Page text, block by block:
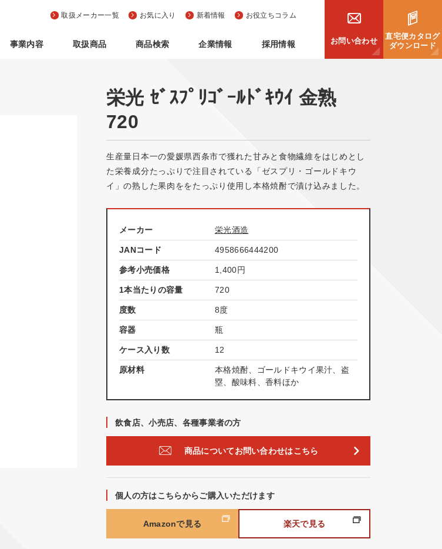
事業内容 取扱商品 商品検索 企業情報 採用情報
取扱メーカー一覧 お気に入り 新着情報 お役立ちコラム
お問い合わせ
直宅便カタログ
ダウンロード
栄光 ｾﾞｽﾌﾟﾘｺﾞｰﾙﾄﾞｷｳｲ 金熟
720
生産量日本一の愛媛県西条市で獲れた甘みと食物繊維をはじめとし
た栄養成分たっぷりで注目されている「ゼスプリ・ゴールドキウ
イ」の熟した果肉ををたっぷり使用し本格焼酎で漬け込みました。
メーカー 栄光酒造
JANコード 4958666444200
参考小売価格 1,400円
1本当たりの容量 720
度数 8度
容器 瓶
ケース入り数 12
原材料
本格焼酎、ゴールドキウイ果汁、盗
塁、酸味料、香料ほか
飲食店、小売店、各種事業者の方
商品についてお問い合わせはこちら
個人の方はこちらからご購入いただけます
Amazonで見る 楽天で見る